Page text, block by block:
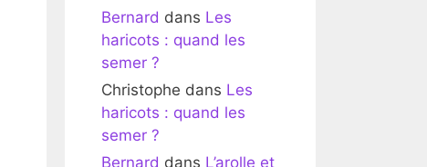
Bernard dans Les
haricots : quand les
semer ?
Christophe dans Les
haricots : quand les
semer ?
Bernard dans L’arolle et